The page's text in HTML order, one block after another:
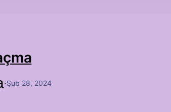
·Şub 28, 2024